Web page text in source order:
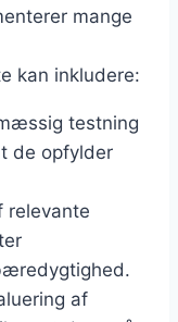
mange
kan inkludere:
testning
de opfylder
relevante
af